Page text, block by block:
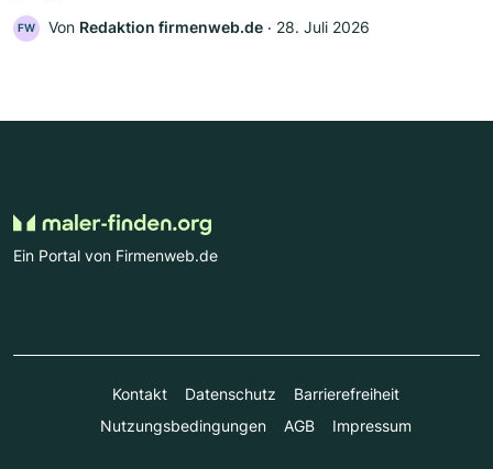
FW Von Redaktion firmenweb.de ‧ 28. Juli 2026
Ein Portal von Firmenweb.de
Kontakt Datenschutz
Barrierefreiheit
Nutzungsbedingungen
AGB Impressum